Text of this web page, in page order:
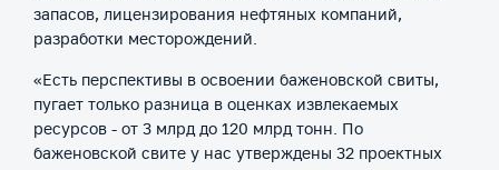
запасов, лицензирования нефтяных компаний,
разработки месторождений.
«Есть перспективы в освоении баженовской свиты,
пугает только разница в оценках извлекаемых
ресурсов - от 3 млрд до 120 млрд тонн. По
баженовской свите у нас утверждены 32 проектных